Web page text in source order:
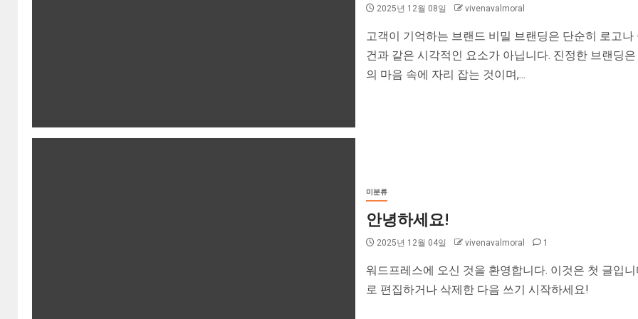
2025년 12월 08일 vivenavalmoral
고객이 기억하는 브랜드 비밀 브랜딩은 단순히 로고나
건과 같은 시각적인 요소가 아닙니다. 진정한 브랜딩은
의 마음 속에 자리 잡는 것이며,...
미분류
안녕하세요!
2025년 12월 04일 vivenavalmoral 1
워드프레스에 오신 것을 환영합니다. 이것은 첫 글입니
로 편집하거나 삭제한 다음 쓰기 시작하세요!